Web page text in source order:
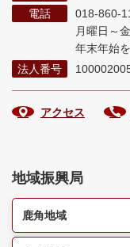
電話
018-860-
月曜日～
年末年始を
法人番号
アクセス
地域振興局
鹿角地域